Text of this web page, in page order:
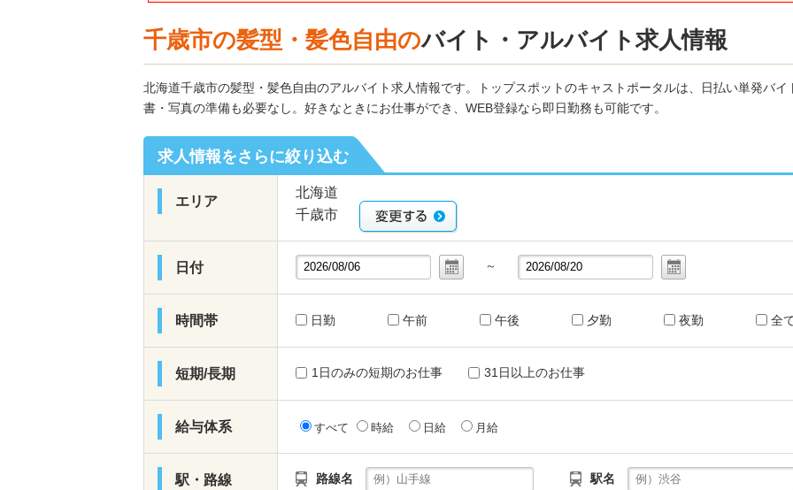
千歳市の髪型・髪色自由のバイト・アルバイト求人情報
北海道千歳市の髪型・髪色自由のアルバイト求人情報です。トップスポットのキャストポータルは、日払い単発バ
書・写真の準備も必要なし。好きなときにお仕事ができ、WEB登録なら即日勤務も可能です。
求人情報をさらに絞り込む
エリア
北海道
千歳市
日付 ～
時間帯 日勤 午前 午後 夕勤 夜勤 全
短期/長期 1日のみの短期のお仕事 31日以上のお仕事
給与体系 すべて 時給 日給 月給
駅・路線 路線名 駅名